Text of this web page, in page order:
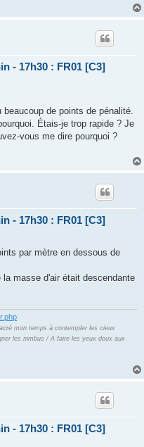
- 17h30 : FR01 [C3]
beaucoup de points de pénalité.
Étais-je trop rapide ? Je
vous me dire pourquoi ?
- 17h30 : FR01 [C3]
par mètre en dessous de
masse d'air était descendante
mon temps à contempler les cieux
les nimbus / A faire les yeux doux aux
- 17h30 : FR01 [C3]